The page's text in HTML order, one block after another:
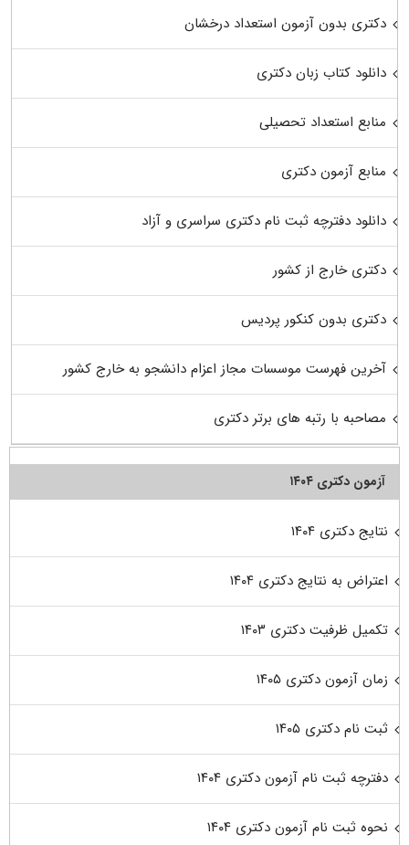
دکتری بدون آزمون استعداد درخشان
دانلود کتاب زبان دکتری
منابع استعداد تحصیلی
منابع آزمون دکتری
دانلود دفترچه ثبت نام دکتری سراسری و آزاد
دکتری خارج از کشور
دکتری بدون کنکور پردیس
آخرین فهرست موسسات مجاز اعزام دانشجو به خارج کشور
مصاحبه با رتبه های برتر دکتری
آزمون دکتری ۱۴۰۴
نتایج دکتری ۱۴۰۴
اعتراض به نتایج دکتری ۱۴۰۴
تکمیل ظرفیت دکتری ۱۴۰۳
زمان آزمون دکتری ۱۴۰۵
ثبت نام دکتری ۱۴۰۵
دفترچه ثبت نام آزمون دکتری ۱۴۰۴
نحوه ثبت نام آزمون دکتری ۱۴۰۴